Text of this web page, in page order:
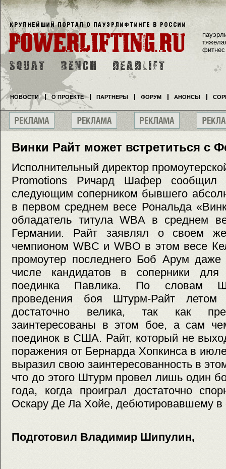
Винки Райт может встретиться с
Исполнительный директор
Promotions Ричард Шафер
следующим соперником бывшего
в первом среднем весе Рональда
обладатель титула WBA в среднем
Германии. Райт заявлял о своем
чемпионом WBC и WBO в этом весе
промоутер последнего Боб Арум
числе кандидатов в соперники для
поединка Павлика. По словам
проведения боя Штурм-Райт
достаточно велика, так как
заинтересованы в этом бое, а сам
поединок в США. Райт, который не
поражения от Бернарда Хопкинса в
выразил свою заинтересованность в
что до этого Штурм провел лишь один
года, когда проиграл достаточно
Оскару Де Ла Хойе, дебютировавшему в
Подготовил Владимир Шипулин,
фитнес
НОВОСТИ О ПРОЕКТЕ ПАРТНЕРЫ ФОРУМ АНОНСЫ